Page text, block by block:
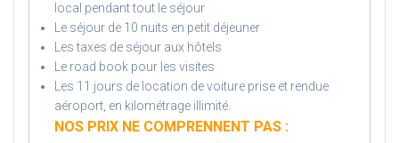
local pendant tout le séjour
Le séjour de 10 nuits en petit déjeuner
Les taxes de séjour aux hôtels
Le road book pour les visites
Les 11 jours de location de voiture prise et rendue
aéroport, en kilométrage illimité.
NOS PRIX NE COMPRENNENT PAS :